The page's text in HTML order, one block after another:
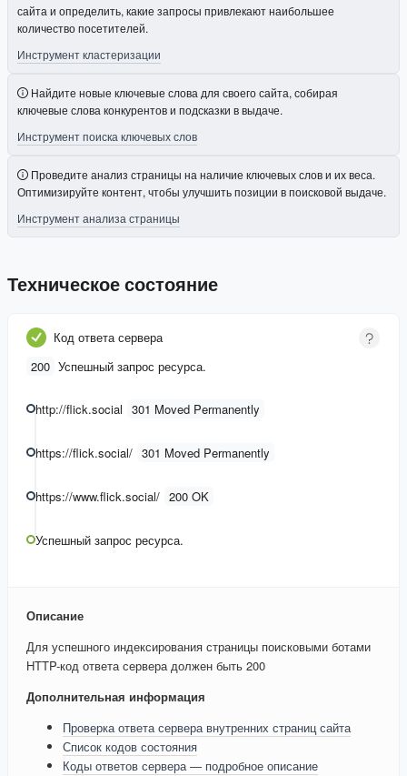
сайта и определить, какие запросы привлекают наибольшее
количество посетителей.
Инструмент кластеризации
Найдите новые ключевые слова для своего сайта, собирая
ключевые слова конкурентов и подсказки в выдаче.
Инструмент поиска ключевых слов
Проведите анализ страницы на наличие ключевых слов и их веса.
Оптимизируйте контент, чтобы улучшить позиции в поисковой выдаче.
Инструмент анализа страницы
Техническое состояние
Код ответа сервера
200 Успешный запрос ресурса.
http://flick.social 301 Moved Permanently
https://flick.social/ 301 Moved Permanently
https://www.flick.social/ 200 OK
Успешный запрос ресурса.
Описание
Для успешного индексирования страницы поисковыми ботами
HTTP-код ответа сервера должен быть 200
Дополнительная информация
Проверка ответа сервера внутренних страниц сайта
Список кодов состояния
Коды ответов сервера — подробное описание